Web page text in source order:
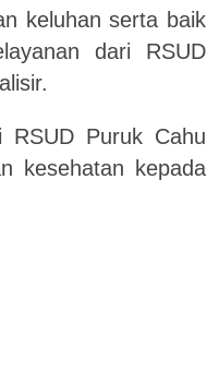
keluhan serta baik
dari RSUD
RSUD Puruk Cahu
kesehatan kepada